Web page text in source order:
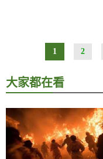
1 2
大家都在看